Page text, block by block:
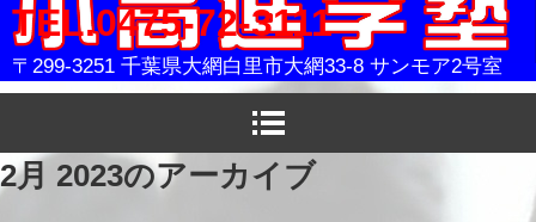
TEL.0475-72-3111
〒299-3251 千葉県大網白里市大網33-8 サンモア2号室
2月 2023のアーカイブ